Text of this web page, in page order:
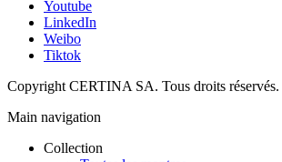
Youtube
LinkedIn
Weibo
Tiktok
Copyright CERTINA SA. Tous droits réservés.
Main navigation
Collection